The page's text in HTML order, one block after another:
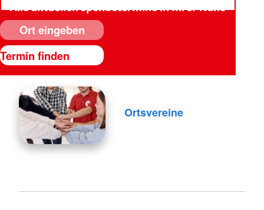
Alle aktuellen Spendetermine in Ihrer Nähe
Ortsvereine